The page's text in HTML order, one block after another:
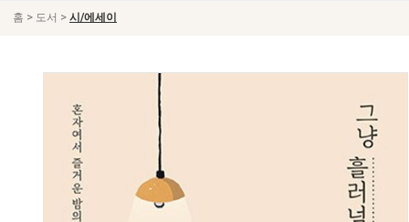
홈 > 도서 > 시/에세이